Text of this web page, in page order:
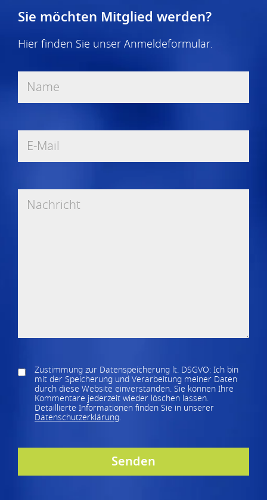
Sie möchten Mitglied werden?
Hier finden Sie unserAnmeldeformular.
Zustimmung zur Datenspeicherung lt. DSGVO: Ich bin
mit der Speicherung und Verarbeitung meiner Daten
durch diese Website einverstanden. Sie können Ihre
Kommentare jederzeit wieder löschen lassen.
Detaillierte Informationen finden Sie in unserer
Datenschutzerklärung.